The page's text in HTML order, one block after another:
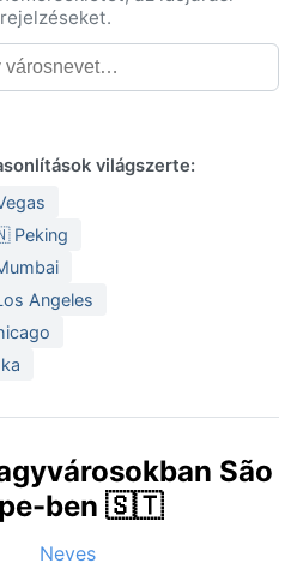
világszerte:
Peking
Angeles
São
ben 🇸🇹
Neves